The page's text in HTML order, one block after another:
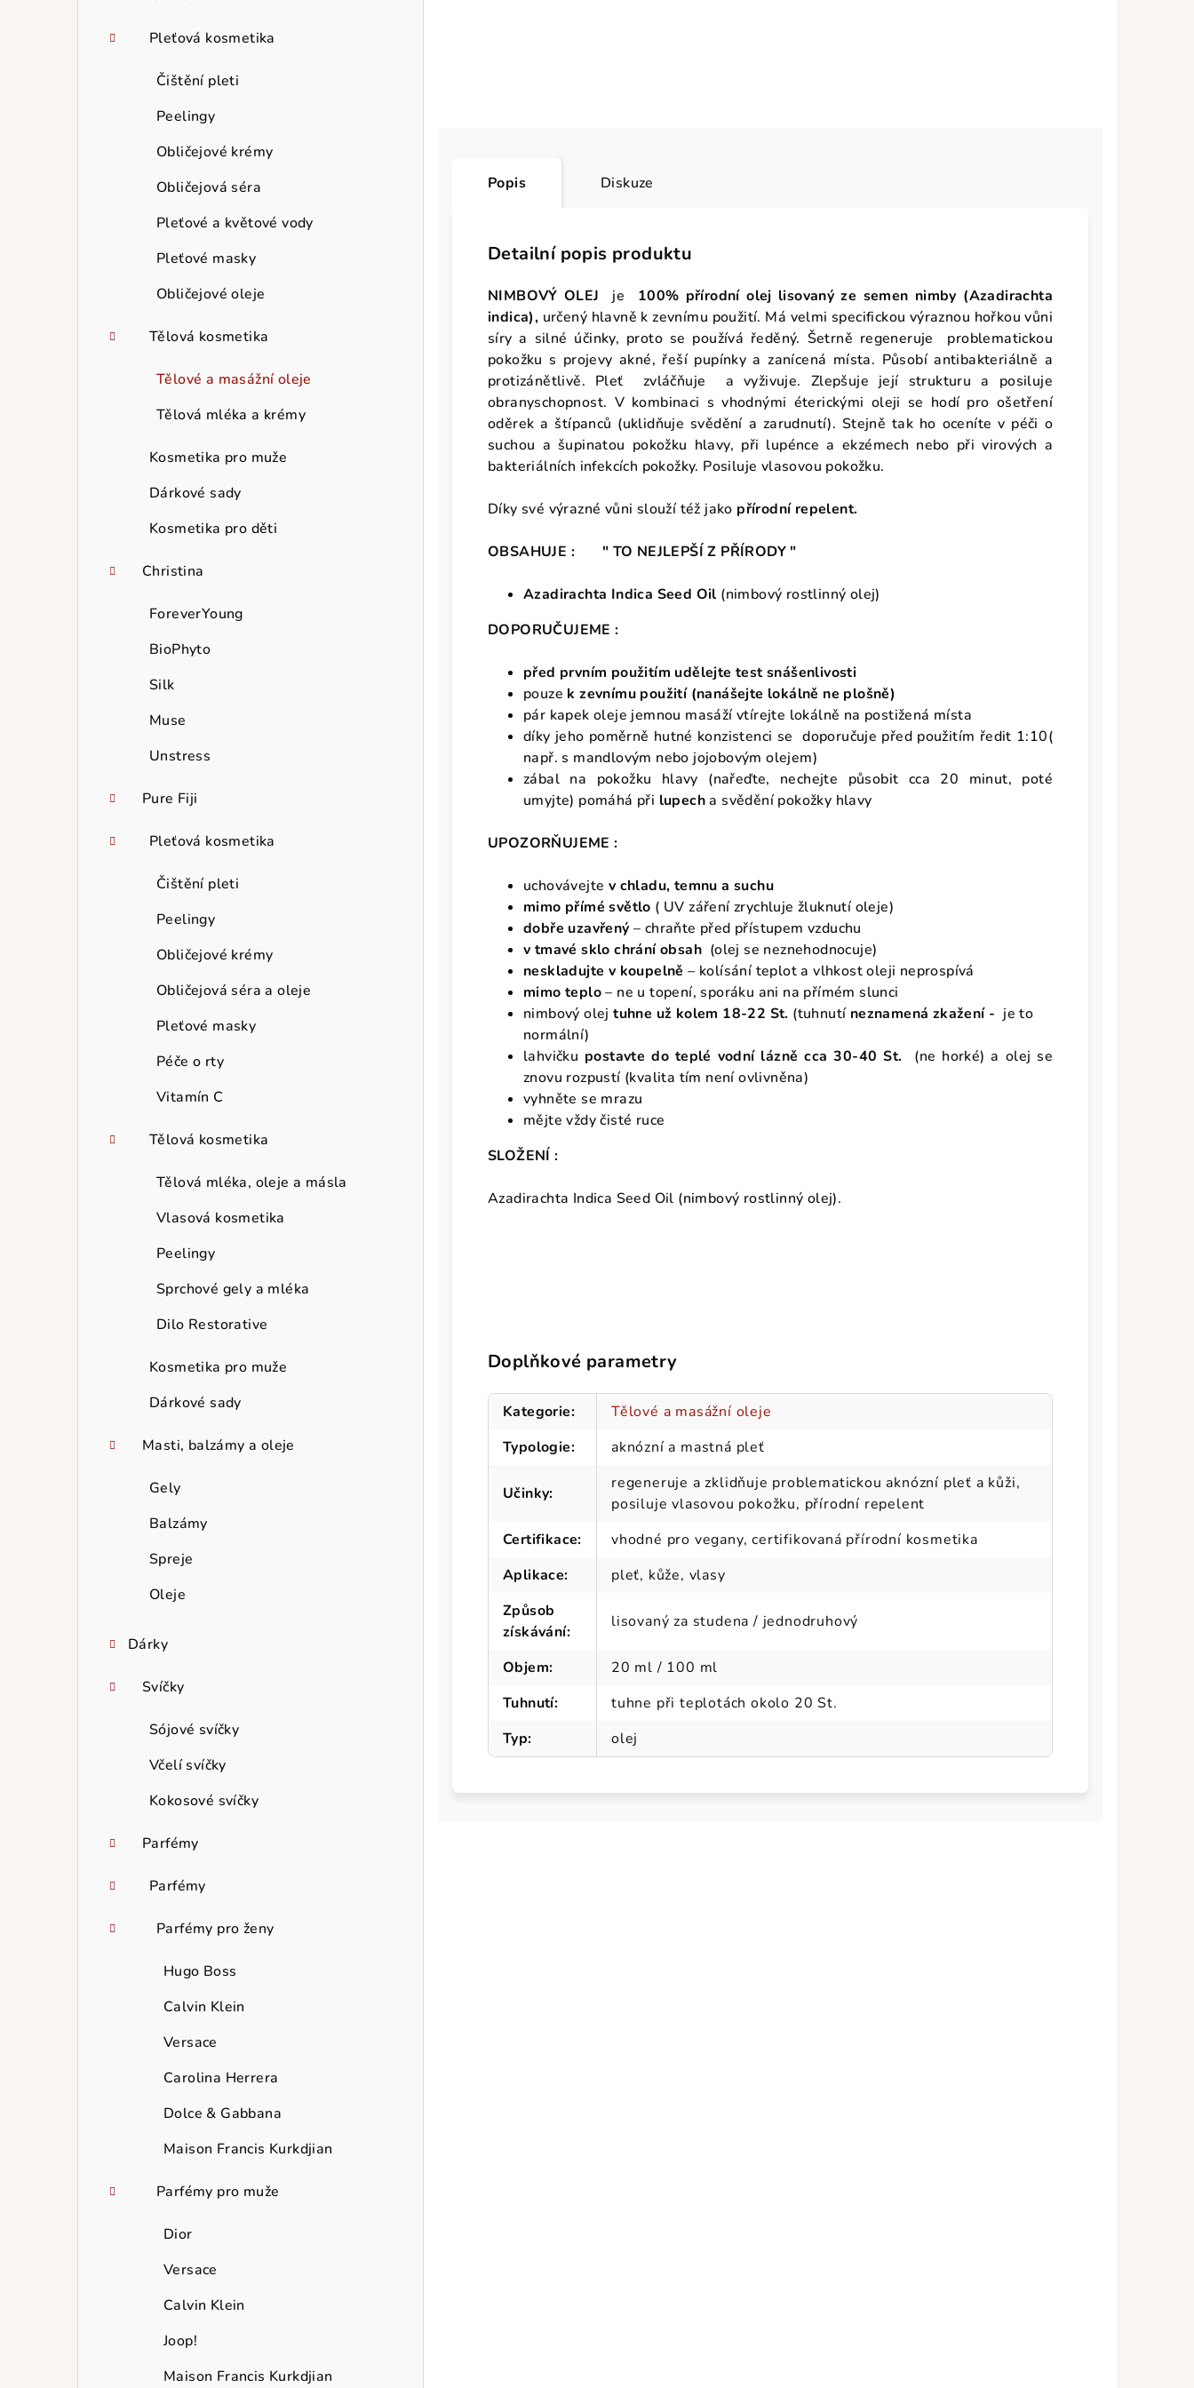
Pleťová kosmetika
Čištění pleti
Peelingy
Obličejové krémy
Obličejová séra
Pleťové a květové vody
Pleťové masky
Obličejové oleje
Tělová kosmetika
Tělové a masážní oleje
Tělová mléka a krémy
Kosmetika pro muže
Dárkové sady
Kosmetika pro děti
Christina
ForeverYoung
BioPhyto
Silk
Muse
Unstress
Pure Fiji
Pleťová kosmetika
Čištění pleti
Peelingy
Obličejové krémy
Obličejová séra a oleje
Pleťové masky
Péče o rty
Vitamín C
Tělová kosmetika
Tělová mléka, oleje a másla
Vlasová kosmetika
Peelingy
Sprchové gely a mléka
Dilo Restorative
Kosmetika pro muže
Dárkové sady
Masti, balzámy a oleje
Gely
Balzámy
Spreje
Oleje
Dárky
Svíčky
Sójové svíčky
Včelí svíčky
Kokosové svíčky
Parfémy
Parfémy
Parfémy pro ženy
Hugo Boss
Calvin Klein
Versace
Carolina Herrera
Dolce & Gabbana
Maison Francis Kurkdjian
Parfémy pro muže
Dior
Versace
Calvin Klein
Joop!
Maison Francis Kurkdjian
Popis Diskuze
Detailní popis produktu
NIMBOVÝ OLEJ je 100% přírodní olej lisovaný ze semen nimby (Azadirachta
indica), určený hlavně k zevnímu použití. Má velmi specifickou výraznou hořkou vůni
síry a silné účinky, proto se používá ředěný. Šetrně regeneruje problematickou
pokožku s projevy akné, řeší pupínky a zanícená místa. Působí antibakteriálně a
protizánětlivě. Pleť zvláčňuje a vyživuje. Zlepšuje její strukturu a posiluje
obranyschopnost. V kombinaci s vhodnými éterickými oleji se hodí pro ošetření
oděrek a štípanců (uklidňuje svědění a zarudnutí). Stejně tak ho oceníte v péči o
suchou a šupinatou pokožku hlavy, při lupénce a ekzémech nebo při virových a
bakteriálních infekcích pokožky. Posiluje vlasovou pokožku.
Díky své výrazné vůni slouží též jako přírodní repelent.
OBSAHUJE : " TO NEJLEPŠÍ Z PŘÍRODY "
Azadirachta Indica Seed Oil (nimbový rostlinný olej)
DOPORUČUJEME :
před prvním použitím udělejte test snášenlivosti
pouze k zevnímu použití (nanášejte lokálně ne plošně)
pár kapek oleje jemnou masáží vtírejte lokálně na postižená místa
díky jeho poměrně hutné konzistenci se doporučuje před použitím ředit 1:10(
např. s mandlovým nebo jojobovým olejem)
zábal na pokožku hlavy (nařeďte, nechejte působit cca 20 minut, poté
umyjte) pomáhá při lupecha svědění pokožky hlavy
UPOZORŇUJEME :
uchovávejte v chladu, temnu a suchu
mimo přímé světlo ( UV záření zrychluje žluknutí oleje)
dobře uzavřený – chraňte před přístupem vzduchu
v tmavé sklo chrání obsah (olej se neznehodnocuje)
neskladujte v koupelně – kolísání teplot a vlhkost oleji neprospívá
mimo teplo– ne u topení, sporáku ani na přímém slunci
nimbový olejtuhne už kolem 18-22 St. (tuhnutí neznamená zkažení - je to
normální)
lahvičku postavte do teplé vodní lázně cca 30-40 St.
(ne horké) a olej se
znovu rozpustí (kvalita tím není ovlivněna)
vyhněte se mrazu
mějte vždy čisté ruce
SLOŽENÍ :
Azadirachta Indica Seed Oil (nimbový rostlinný olej).
Doplňkové parametry
Kategorie:
Tělové a masážní oleje
Typologie: aknózní a mastná pleť
Učinky:
regeneruje a zklidňuje problematickou aknózní pleť a kůži,
posiluje vlasovou pokožku, přírodní repelent
Certifikace:
vhodné pro vegany, certifikovaná přírodní kosmetika
Aplikace:
pleť, kůže, vlasy
Způsob
získávání:
lisovaný za studena / jednodruhový
Objem:
20 ml / 100 ml
Tuhnutí:
tuhne při teplotách okolo 20 St.
Typ: olej